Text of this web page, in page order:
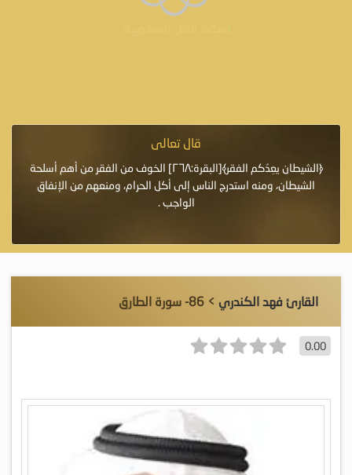
قال تعالى
﴿الشيطان يعِدُكم الفقر﴾[البقرة:٢٦٨] الخوف من الفقر من أهم أسلحة
الشيطان، ومنه استدرج الناس إلى أكل الحرام، ومنعهم من الإنفاق
الواجب .
القارئ فهد الكندري > 86- سورة الطارق
0.00